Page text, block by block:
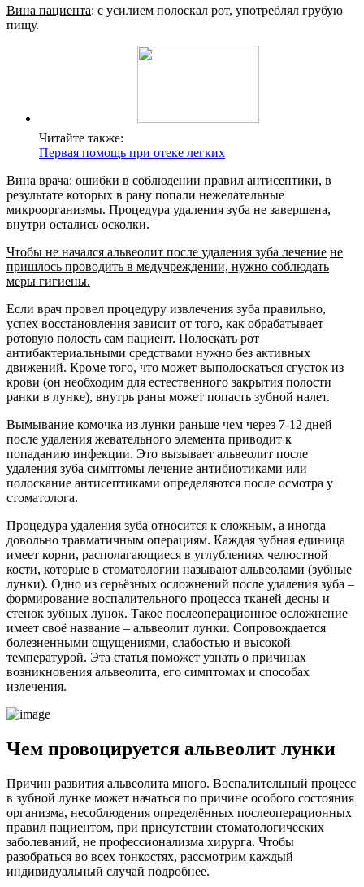
Вина пациента: с усилием полоскал рот, употреблял грубую
пищу.
Читайте также:
Первая помощь при отеке легких
Вина врача: ошибки в соблюдении правил антисептики, в
результате которых в рану попали нежелательные
микроорганизмы. Процедура удаления зуба не завершена,
внутри остались осколки.
Чтобы не начался альвеолит после удаления зуба лечение не
пришлось проводить в медучреждении, нужно соблюдать
меры гигиены.
Если врач провел процедуру извлечения зуба правильно,
успех восстановления зависит от того, как обрабатывает
ротовую полость сам пациент. Полоскать рот
антибактериальными средствами нужно без активных
движений. Кроме того, что может выполоскаться сгусток из
крови (он необходим для естественного закрытия полости
ранки в лунке), внутрь раны может попасть зубной налет.
Вымывание комочка из лунки раньше чем через 7-12 дней
после удаления жевательного элемента приводит к
попаданию инфекции. Это вызывает альвеолит после
удаления зуба симптомы лечение антибиотиками или
полоскание антисептиками определяются после осмотра у
стоматолога.
Процедура удаления зуба относится к сложным, а иногда
довольно травматичным операциям. Каждая зубная единица
имеет корни, располагающиеся в углублениях челюстной
кости, которые в стоматологии называют альвеолами (зубные
лунки). Одно из серьёзных осложнений после удаления зуба –
формирование воспалительного процесса тканей десны и
стенок зубных лунок. Такое послеоперационное осложнение
имеет своё название – альвеолит лунки. Сопровождается
болезненными ощущениями, слабостью и высокой
температурой. Эта статья поможет узнать о причинах
возникновения альвеолита, его симптомах и способах
излечения.
Чем провоцируется альвеолит лунки
Причин развития альвеолита много. Воспалительный процесс
в зубной лунке может начаться по причине особого состояния
организма, несоблюдения определённых послеоперационных
правил пациентом, при присутствии стоматологических
заболеваний, не профессионализма хирурга. Чтобы
разобраться во всех тонкостях, рассмотрим каждый
индивидуальный случай подробнее.